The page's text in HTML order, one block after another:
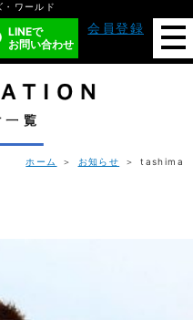
ワールド
LINEで
お問い合わせ
会員登録
ホーム ＞ お知らせ ＞ tashima